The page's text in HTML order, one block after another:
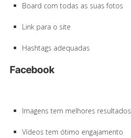
Board com todas as suas fotos
Link para o site
Hashtags adequadas
Facebook
Imagens tem melhores resultados
Vídeos tem ótimo engajamento